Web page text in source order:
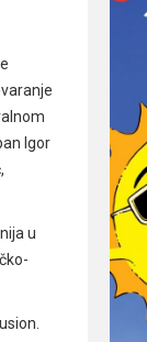
Igor
u